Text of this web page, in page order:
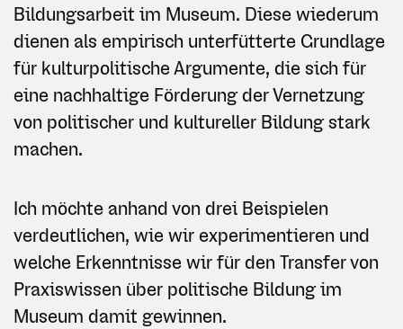
Bildungsarbeit im Museum. Diese wiederum
dienen als empirisch unterfütterte Grundlage
für kulturpolitische Argumente, die sich für
eine nachhaltige Förderung der Vernetzung
von politischer und kultureller Bildung stark
machen.
Ich möchte anhand von drei Beispielen
verdeutlichen, wie wir experimentieren und
welche Erkenntnisse wir für den Transfer von
Praxiswissen über politische Bildung im
Museum damit gewinnen.